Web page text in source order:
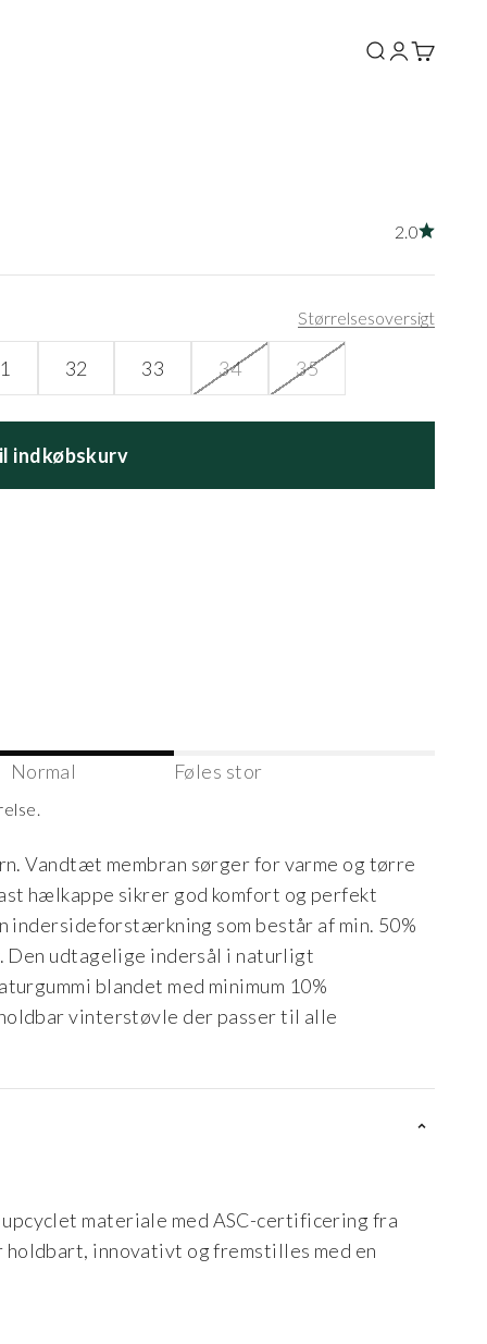
SøgLog ind
Kurv
2.0
Størrelsesoversigt
32 33 34 35
indkøbskurv
Normal Føles stor
Vandtæt membran sørger for varme og tørre
hælkappe sikrer god komfort og perfekt
indersideforstærkning som består af min. 50%
Den udtagelige indersål i naturligt
blandet med minimum 10%
vinterstøvle der passer til alle
materiale med ASC-certificering fra
holdbart, innovativt og fremstilles med en